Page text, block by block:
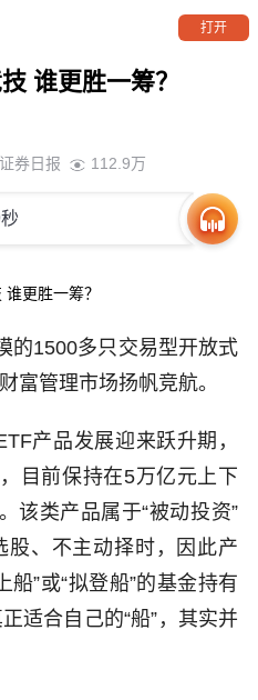
打开
谁更胜一筹？
证券日报 112.9万
更胜一筹？
的1500多只交易型开放式
富管理市场扬帆竞航。
产品发展迎来跃升期，
目前保持在5万亿元上下
该类产品属于“被动投资”
、不主动择时，因此产
”或“拟登船”的基金持有
适合自己的“船”，其实并